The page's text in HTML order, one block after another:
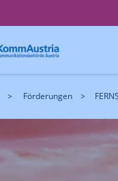
Förderungen